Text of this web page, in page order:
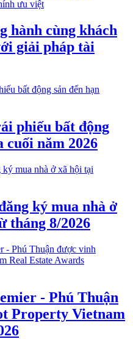
hành cùng khách
giải pháp tài
phiếu bất động
cuối năm 2026
ký mua nhà ở
tháng 8/2026
- Phú Thuận
Property Vietnam